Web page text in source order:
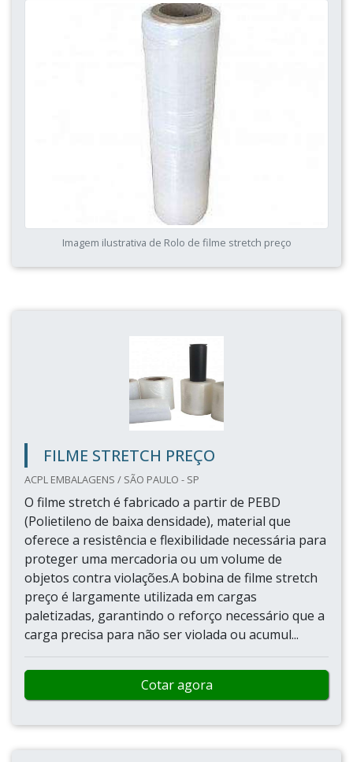
Imagem ilustrativa de Rolo de filme stretch preço
FILME STRETCH PREÇO
ACPL EMBALAGENS / SÃO PAULO - SP
O filme stretch é fabricado a partir de PEBD
(Polietileno de baixa densidade), material que
oferece a resistência e flexibilidade necessária para
proteger uma mercadoria ou um volume de
objetos contra violações.A bobina de filme stretch
preço é largamente utilizada em cargas
paletizadas, garantindo o reforço necessário que a
carga precisa para não ser violada ou acumul...
Cotar agora